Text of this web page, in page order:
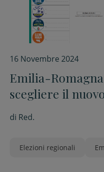
16 Novembre 2024
Emilia-
scegliere il
di Red.
Elezioni regionali